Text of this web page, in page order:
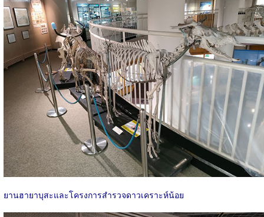
ยานฮายาบุสะและโครงการสำรวจดาวเคราะห์น้อย